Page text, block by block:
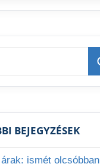
BEJEGYZÉSEK
ismét olcsóbban